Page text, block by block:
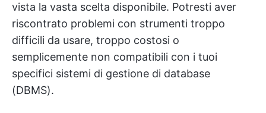
vista la vasta scelta disponibile. Potresti aver
riscontrato problemi con strumenti troppo
difficili da usare, troppo costosi o
semplicemente non compatibili con i tuoi
specifici sistemi di gestione di database
(DBMS).